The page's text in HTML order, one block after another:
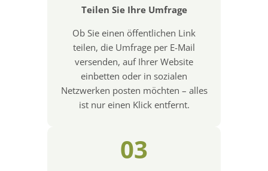
Teilen Sie Ihre Umfrage
Ob Sie einen öffentlichen Link
teilen, die Umfrage per E-Mail
versenden, auf Ihrer Website
einbetten oder in sozialen
Netzwerken posten möchten – alles
ist nur einen Klick entfernt.
03